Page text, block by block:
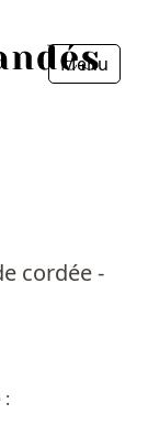
Menu
cordée -
Fermer